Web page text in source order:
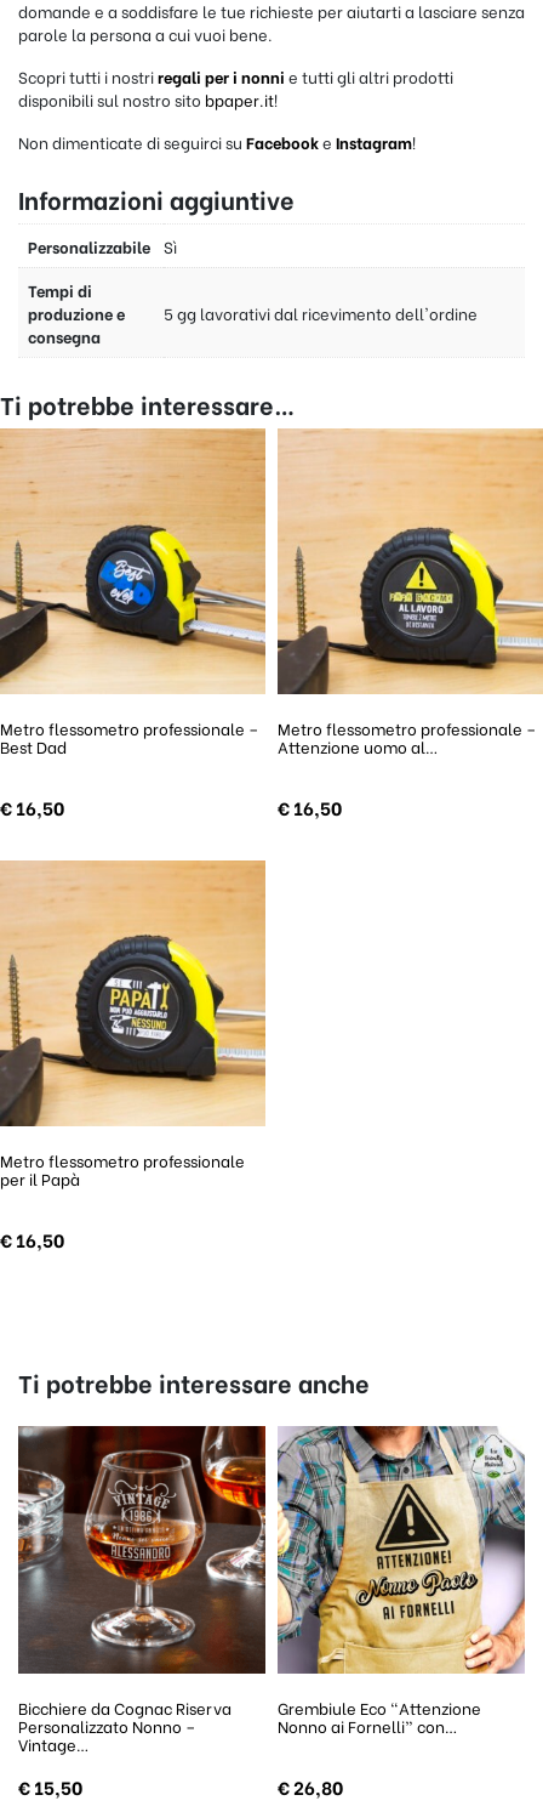
domande e a soddisfare le tue richieste per aiutarti a lasciare senza
parole la persona a cui vuoi bene.
Scopri tutti i nostriregali per i nonni e tutti gli altri prodotti
disponibili sul nostro sito bpaper.it!
Non dimenticate di seguirci su Facebooke Instagram!
Informazioni aggiuntive
Personalizzabile Sì
Tempi di
produzione e
consegna
5 gg lavorativi dal ricevimento dell'ordine
Ti potrebbe interessare…
Metro flessometro professionale –
Best Dad
€16,50
Metro flessometro professionale –
Attenzione uomo al…
€16,50
Metro flessometro professionale
per il Papà
€16,50
Ti potrebbe interessare anche
Bicchiere da Cognac Riserva
Personalizzato Nonno –
Vintage…
€15,50
Grembiule Eco “Attenzione
Nonno ai Fornelli” con…
€26,80